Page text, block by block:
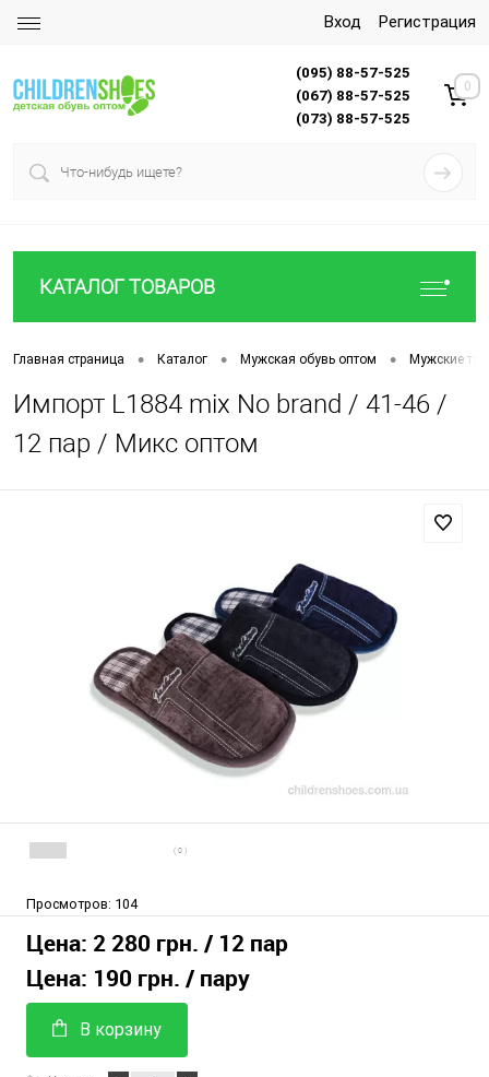
Вход Регистрация
(095) 88-57-525
(067) 88-57-525
(073) 88-57-525
0
КАТАЛОГ ТОВАРОВ
Главная страница • Каталог • Мужская обувь оптом • Мужские
Импорт L1884 mix No brand / 41-46 /
12 пар / Микс оптом
( 0 )
Просмотров: 104
Цена: 2 280 грн. / 12 пар
Цена: 190 грн. / пару
В корзину